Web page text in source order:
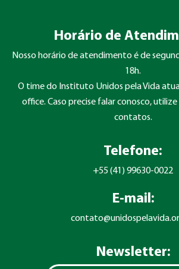
Horário de
Nosso horário de atendimento é de
18h.
O time do Instituto Unidos pela Vida
office. Caso precise falar conosco,
contatos.
Telefone:
+55 (41) 99630-0022
E-mail:
Newsletter: